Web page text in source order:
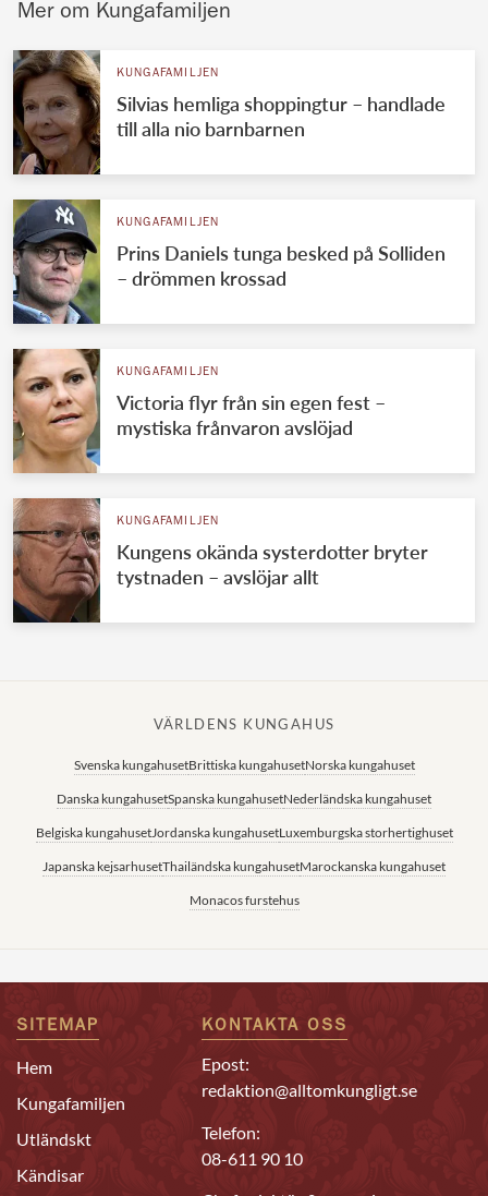
Mer om Kungafamiljen
KUNGAFAMILJEN
Silvias hemliga shoppingtur – handlade
till alla nio barnbarnen
KUNGAFAMILJEN
Prins Daniels tunga besked på Solliden
– drömmen krossad
KUNGAFAMILJEN
Victoria flyr från sin egen fest –
mystiska frånvaron avslöjad
KUNGAFAMILJEN
Kungens okända systerdotter bryter
tystnaden – avslöjar allt
VÄRLDENS KUNGAHUS
Svenska kungahusetBrittiska kungahusetNorska kungahuset
Danska kungahusetSpanska kungahusetNederländska kungahuset
Belgiska kungahusetJordanska kungahusetLuxemburgska storhertighuset
Japanska kejsarhusetThailändska kungahusetMarockanska kungahuset
Monacos furstehus
SITEMAP
Hem
Kungafamiljen
Utländskt
Kändisar
KONTAKTA OSS
Epost:
redaktion@alltomkungligt.se
Telefon:
08-611 90 10